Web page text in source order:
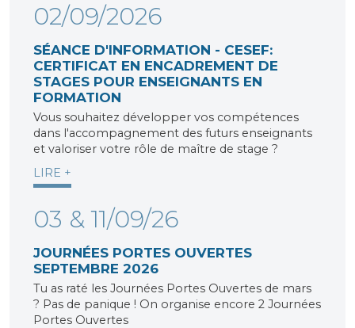
02/09/2026
SÉANCE D'INFORMATION - CESEF:
CERTIFICAT EN ENCADREMENT DE
STAGES POUR ENSEIGNANTS EN
FORMATION
Vous souhaitez développer vos compétences
dans l'accompagnement des futurs enseignants
et valoriser votre rôle de maître de stage ?
LIRE +
03 & 11/09/26
JOURNÉES PORTES OUVERTES
SEPTEMBRE 2026
Tu as raté les Journées Portes Ouvertes de mars
? Pas de panique ! On organise encore 2 Journées
Portes Ouvertes